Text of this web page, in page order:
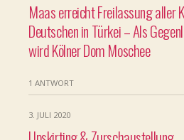
Maas erreicht Freilassung aller
Deutschen in Türkei – Als
wird Kölner Dom Moschee
1 ANTWORT
3. JULI 2020